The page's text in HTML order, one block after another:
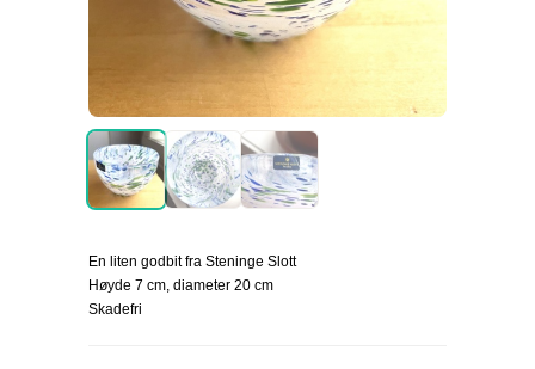
En liten godbit fra Steninge Slott
Høyde 7 cm, diameter 20 cm
Skadefri